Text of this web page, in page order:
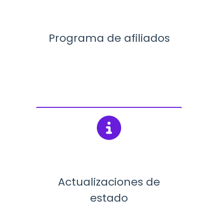
Programa de afiliados
Actualizaciones de
estado